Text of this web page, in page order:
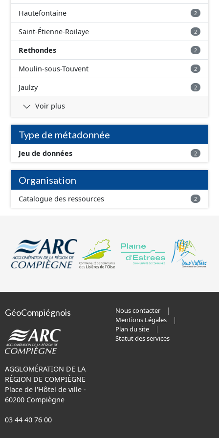
Hautefontaine 2
Saint-Étienne-Roilaye 2
Rethondes 2
Moulin-sous-Touvent 2
Jaulzy 2
Voir plus
Type de métadonnée
Jeu de données 2
Organisation
Catalogue des ressources 2
GéoCompiégnois
AGGLOMÉRATION DE LA
RÉGION DE COMPIÈGNE
Place de l'Hôtel de ville -
60200 Compiègne
03 44 40 76 00
Nous contacter
Mentions Légales
Plan du site
Statut des services